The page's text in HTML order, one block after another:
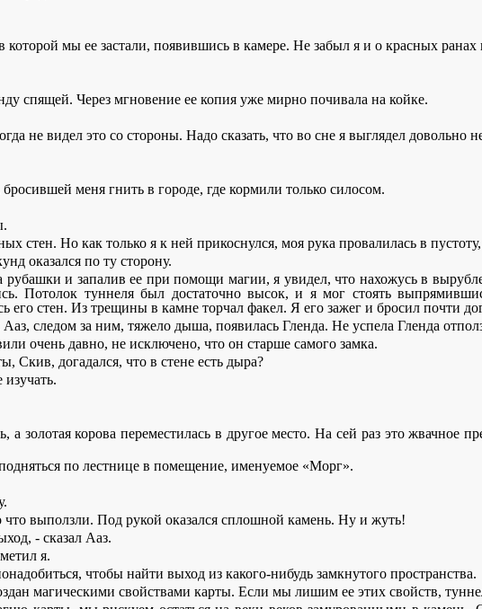
мы ее застали, появившись в камере. Не забыл я и о красных ранах
спящей. Через мгновение ее копия уже мирно почивала на койке.
не видел это со стороны. Надо сказать, что во сне я выглядел довольно
меня гнить в городе, где кормили только силосом.
стен. Но как только я к ней прикоснулся, моя рука провалилась в
оказался по ту сторону.
и запалив ее при помощи магии, я увидел, что нахожусь в
Потолок туннеля был достаточно высок, и я мог стоять
его стен. Из трещины в камне торчал факел. Я его зажег и бросил почти
следом за ним, тяжело дыша, появилась Гленда. Не успела Гленда
очень давно, не исключено, что он старше самого замка.
Скив, догадался, что в стене есть дыра?
золотая корова переместилась в другое место. На сей раз это жвачное
по лестнице в помещение, именуемое «Морг».
выползли. Под рукой оказался сплошной камень. Ну и жуть!
- сказал Ааз.
я.
чтобы найти выход из какого-нибудь замкнутого пространства.
магическими свойствами карты. Если мы лишим ее этих свойств,